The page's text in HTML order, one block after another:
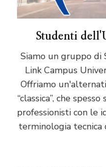
Studenti
Siamo un gruppo
Link Campus
Offriamo
“classica”, che
professionisti con le
terminologia tecnica